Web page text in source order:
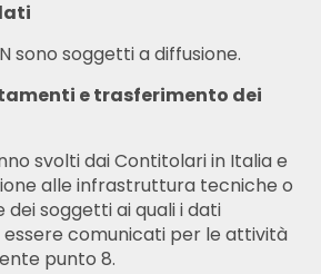
sono soggetti a diffusione.
e trasferimento dei
svolti dai Contitolari in Italia e
alle infrastruttura tecniche o
dei soggetti ai quali i dati
essere comunicati per le attività
punto 8.